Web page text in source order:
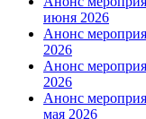
июня 2026
Анонс
2026
Анонс
2026
Анонс
мая 2026